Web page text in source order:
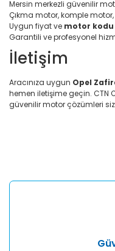
Mersin merkezli güvenilir
Çıkma motor, komple motor,
Uygun fiyat ve motor
Garantili ve profesyonel
İletişim
Aracınıza uygun Opel
hemen iletişime geçin. CTN
güvenilir motor çözümleri
Ürün fiyatı diğer